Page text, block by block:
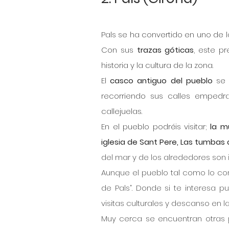
Pals se ha convertido en uno de
Con sus trazas góticas, este
historia y la cultura de la zona.
El casco antiguo del pueblo se
recorriendo sus calles
callejuelas.
En el pueblo podréis visitar; la
iglesia de Sant Pere, Las tumbas
del mar y de los alrededores son
Aunque el pueblo tal como lo
de Pals”. Donde si te interesa
visitas culturales y descanso en
Muy cerca se encuentran